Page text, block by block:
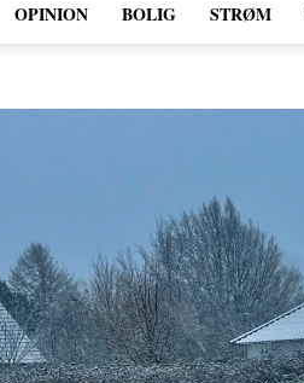
OPINION BOLIG STRØM